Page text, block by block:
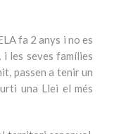
fa 2 anys i no es
les seves famílies
passen a tenir un
una Llei el més